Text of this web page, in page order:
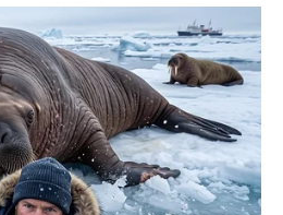
dugo prati bliži se svom rješenju.